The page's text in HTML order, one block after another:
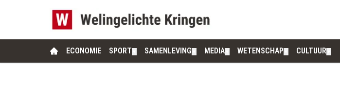
ECONOMIE SPORT SAMENLEVING MEDIA WETENSCHAP CULTUUR